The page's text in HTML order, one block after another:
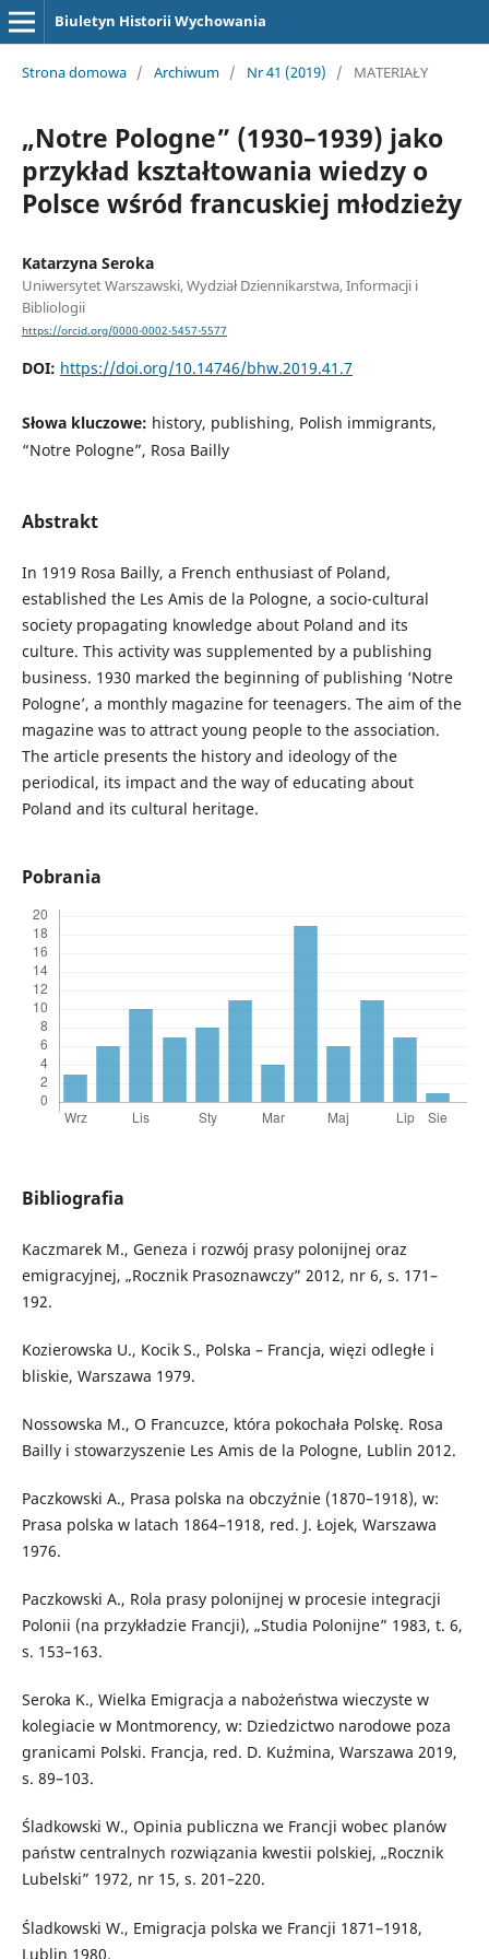
Biuletyn Historii Wychowania
Strona domowa / Archiwum / Nr 41 (2019) / MATERIAŁY
„Notre Pologne” (1930–1939) jako
przykład kształtowania wiedzy o
Polsce wśród francuskiej młodzieży
Katarzyna Seroka
Uniwersytet Warszawski, Wydział Dziennikarstwa, Informacji i
Bibliologii
https://orcid.org/0000-0002-5457-5577
DOI: https://doi.org/10.14746/bhw.2019.41.7
Słowa kluczowe: history, publishing, Polish immigrants,
“Notre Pologne”, Rosa Bailly
Abstrakt
In 1919 Rosa Bailly, a French enthusiast of Poland,
established the Les Amis de la Pologne, a socio-cultural
society propagating knowledge about Poland and its
culture. This activity was supplemented by a publishing
business. 1930 marked the beginning of publishing ‘Notre
Pologne’, a monthly magazine for teenagers. The aim of the
magazine was to attract young people to the association.
The article presents the history and ideology of the
periodical, its impact and the way of educating about
Poland and its cultural heritage.
Pobrania
Bibliografia
Kaczmarek M., Geneza i rozwój prasy polonijnej oraz
emigracyjnej, „Rocznik Prasoznawczy” 2012, nr 6, s. 171–
192.
Kozierowska U., Kocik S., Polska – Francja, więzi odległe i
bliskie, Warszawa 1979.
Nossowska M., O Francuzce, która pokochała Polskę. Rosa
Bailly i stowarzyszenie Les Amis de la Pologne, Lublin 2012.
Paczkowski A., Prasa polska na obczyźnie (1870–1918), w:
Prasa polska w latach 1864–1918, red. J. Łojek, Warszawa
1976.
Paczkowski A., Rola prasy polonijnej w procesie integracji
Polonii (na przykładzie Francji), „Studia Polonijne” 1983, t. 6,
s. 153–163.
Seroka K., Wielka Emigracja a nabożeństwa wieczyste w
kolegiacie w Montmorency, w: Dziedzictwo narodowe poza
granicami Polski. Francja, red. D. Kuźmina, Warszawa 2019,
s. 89–103.
Śladkowski W., Opinia publiczna we Francji wobec planów
państw centralnych rozwiązania kwestii polskiej, „Rocznik
Lubelski” 1972, nr 15, s. 201–220.
Śladkowski W., Emigracja polska we Francji 1871–1918,
Lublin 1980.